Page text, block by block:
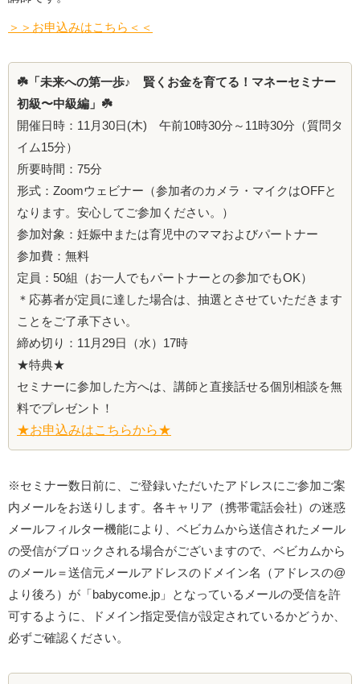
＞＞お申込みはこちら＜＜
☘️ 「未来への第一歩♪ 賢くお金を育てる！マネーセミナー
初級〜中級編」 ☘️
開催日時：11月30日(木) 午前10時30分～11時30分（質問タ
イム15分）
所要時間：75分
形式：Zoomウェビナー（参加者のカメラ・マイクはOFFと
なります。安心してご参加ください。）
参加対象： 妊娠中または育児中のママおよびパートナー
参加費：無料
定員：50組（お一人でもパートナーとの参加でもOK）
＊応募者が定員に達した場合は、抽選とさせていただきます
ことをご了承下さい。
締め切り：11月29日（水）17時
★特典★
セミナーに参加した方へは、講師と直接話せる個別相談を無
料でプレゼント！
★お申込みはこちらから★
※セミナー数日前に、ご登録いただいたアドレスにご参加ご案
内メールをお送りします。各キャリア（携帯電話会社）の迷惑
メールフィルター機能により、ベビカムから送信されたメール
の受信がブロックされる場合がございますので、ベビカムから
のメール＝送信元メールアドレスのドメイン名（アドレスの@
より後ろ）が「babycome.jp」となっているメールの受信を許
可するように、ドメイン指定受信が設定されているかどうか、
必ずご確認ください。